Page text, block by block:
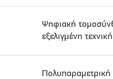
Ψηφιακή
εξελιγμένη τεχνική